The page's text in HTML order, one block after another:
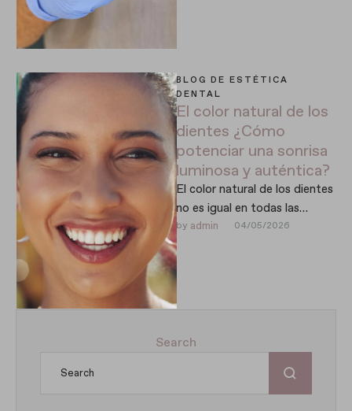
BLOG DE ESTÉTICA
DENTAL
El color natural de los
dientes ¿Cómo
potenciar una sonrisa
luminosa y auténtica?
El color natural de los dientes
no es igual en todas las
personas. Cada paciente
tiene una tonalidad …
by admin 04/05/2026
Search